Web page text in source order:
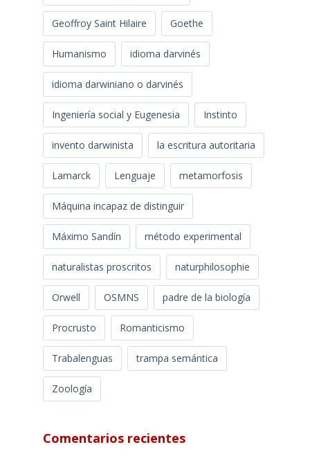
Geoffroy Saint Hilaire Goethe
Humanismo idioma darvinés
idioma darwiniano o darvinés
Ingeniería social y Eugenesia Instinto
invento darwinista la escritura autoritaria
Lamarck Lenguaje metamorfosis
Máquina incapaz de distinguir
Máximo Sandín método experimental
naturalistas proscritos naturphilosophie
Orwell OSMNS padre de la biología
Procrusto Romanticismo
Trabalenguas trampa semántica
Zoología
Comentarios recientes